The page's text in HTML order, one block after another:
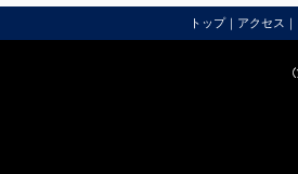
トップ｜ アクセス ｜